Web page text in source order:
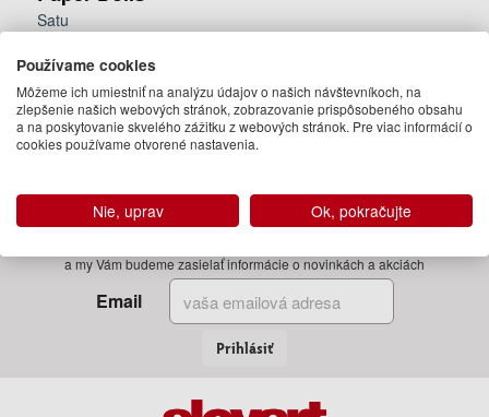
Satu
Fox
21.95 €
Na
objednávku
a my Vám budeme zasielať informácie o novinkách a akciách
Email
Prihlásiť
Používame cookies
Môžeme ich umiestniť na analýzu údajov o našich návštevníkoch, na
zlepšenie našich webových stránok, zobrazovanie prispôsobeného obsahu
a na poskytovanie skvelého zážitku z webových stránok. Pre viac informácií o
cookies používame otvorené nastavenia.
Nie, uprav Ok, pokračujte